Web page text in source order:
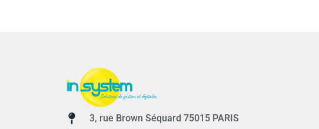
3, rue Brown Séquard 75015 PARIS